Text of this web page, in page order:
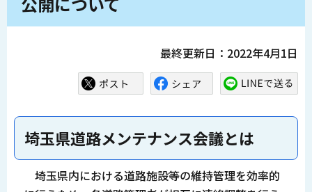
か
最終更新日：2022年4月1日
埼玉県道路メンテナンス会議とは
埼玉県内における道路施設等の維持管理を効率的